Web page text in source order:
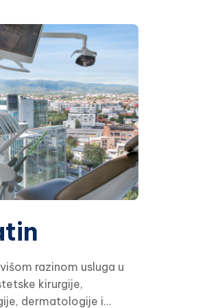
razinom usluga u
kirurgije,
dermatologije i